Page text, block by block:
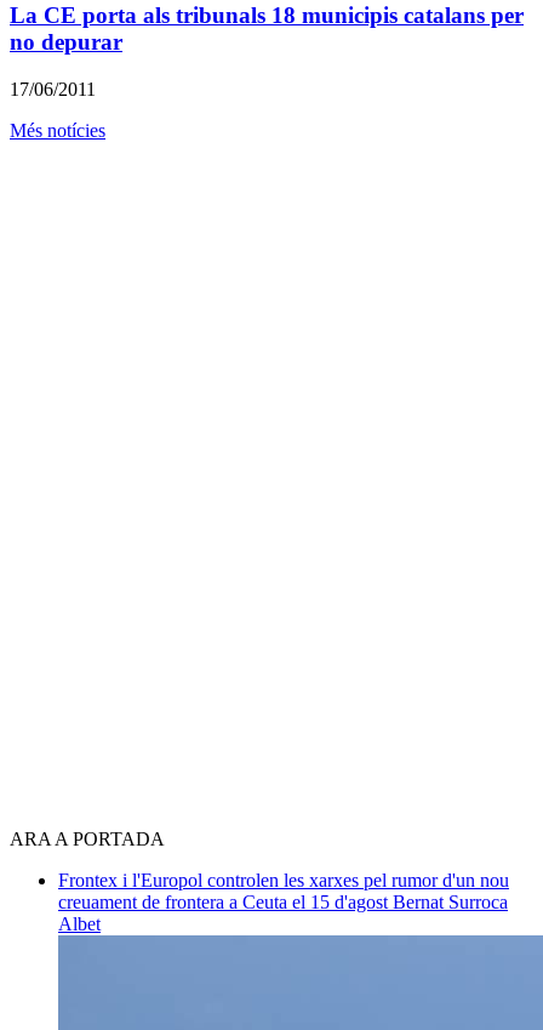
La CE porta als tribunals 18 municipis catalans per
no depurar
17/06/2011
Més notícies
ARA A PORTADA
Frontex i l'Europol controlen les xarxes pel rumor d'un nou
creuament de frontera a Ceuta el 15 d'agost Bernat Surroca
Albet